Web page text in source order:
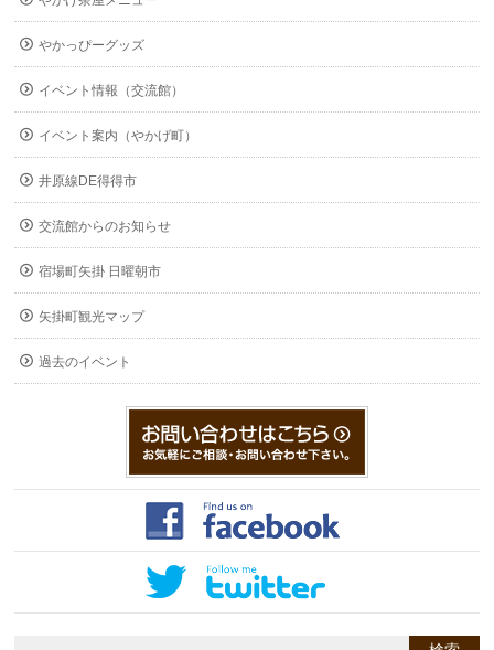
やかっぴーグッズ
イベント情報（交流館）
イベント案内（やかげ町）
井原線DE得得市
交流館からのお知らせ
宿場町矢掛 日曜朝市
矢掛町観光マップ
過去のイベント